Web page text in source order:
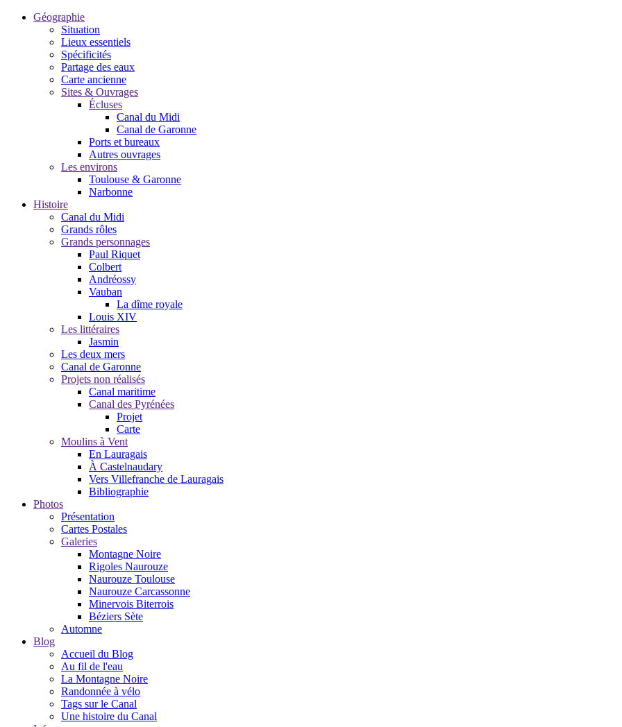
Géographie
Situation
Lieux essentiels
Spécificités
Partage des eaux
Carte ancienne
Sites & Ouvrages
Écluses
Canal du Midi
Canal de Garonne
Ports et bureaux
Autres ouvrages
Les environs
Toulouse & Garonne
Narbonne
Histoire
Canal du Midi
Grands rôles
Grands personnages
Paul Riquet
Colbert
Andréossy
Vauban
La dîme royale
Louis XIV
Les littéraires
Jasmin
Les deux mers
Canal de Garonne
Projets non réalisés
Canal maritime
Canal des Pyrénées
Projet
Carte
Moulins à Vent
En Lauragais
À Castelnaudary
Vers Villefranche de Lauragais
Bibliographie
Photos
Présentation
Cartes Postales
Galeries
Montagne Noire
Rigoles Naurouze
Naurouze Toulouse
Naurouze Carcassonne
Minervois Biterrois
Béziers Sète
Automne
Blog
Accueil du Blog
Au fil de l'eau
La Montagne Noire
Randonnée à vélo
Tags sur le Canal
Une histoire du Canal